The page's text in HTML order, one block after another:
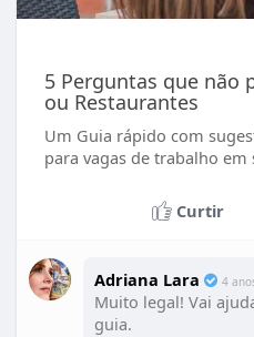
5 Perguntas que não
ou Restaurantes
Um Guia rápido com
para vagas de trabalho em
Curtir
Adriana Lara 4
Muito legal! Vai
guia.